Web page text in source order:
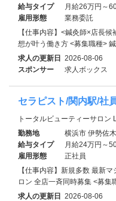
給与タイプ
月給26万円～
雇用形態
業務委託
【仕事内容】<鍼灸師×店長
想が叶う働き方 <募集職種>
求人の更新日 2026-08-06
スポンサー
求人ボックス
セラピスト/関内駅/社
トータルビューティーサロン
勤務地
横浜市 伊勢佐
給与タイプ
月給24万円～
雇用形態
正社員
【仕事内容】新規多数 最新
ロン 全店一斉同時募集 <募集
求人の更新日 2026-08-06